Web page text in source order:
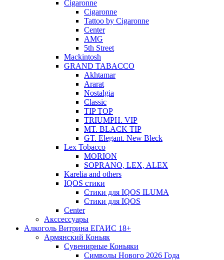
Cigaronne
Cigaronne
Tattoo by Cigaronne
Center
AMG
5th Street
Mackintosh
GRAND TABACCO
Akhtamar
Ararat
Nostalgia
Classic
TIP TOP
TRIUMPH. VIP
MT. BLACK TIP
GT. Elegant. New Bleck
Lex Tobacco
MORION
SOPRANO, LEX, ALEX
Karelia and others
IQOS стики
Стики для IQOS ILUMA
Стики для IQOS
Сenter
Акссессуары
Алкоголь Витрина ЕГАИС 18+
Армянский Коньяк
Сувенирные Коньяки
Символы Нового 2026 Года